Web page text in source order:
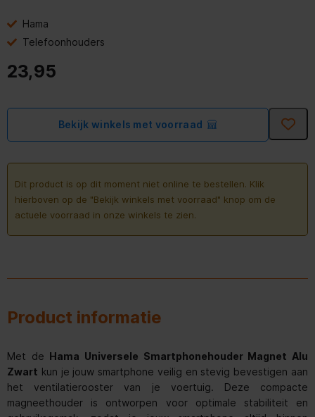
Hama
Telefoonhouders
23,95
Bekijk winkels met voorraad
Dit product is op dit moment niet online te bestellen. Klik
hierboven op de "Bekijk winkels met voorraad" knop om de
actuele voorraad in onze winkels te zien.
Product informatie
Met de Hama Universele Smartphonehouder Magnet Alu
Zwart kun je jouw smartphone veilig en stevig bevestigen aan
het ventilatierooster van je voertuig. Deze compacte
magneethouder is ontworpen voor optimale stabiliteit en